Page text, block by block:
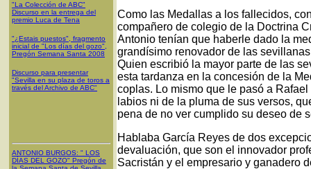
"La Colección de ABC"
Discurso en la entrega del
premio Luca de Tena
"¿Estais puestos", fragmento
inicial de "Los días del gozo",
Pregón Semana Santa 2008
Discurso para presentar
"Sevilla en su plaza de toros a
través del Archivo de ABC"
ANTONIO BURGOS: " LOS
DÍAS DEL GOZO" Pregón de
Como las Medallas a los fallecidos,
compañero de colegio de la Doctrina
Antonio tenían que haberle dado la
grandísimo renovador de las
Quien escribió la mayor parte de las
esta tardanza en la concesión de la
coplas. Lo mismo que le pasó a
labios ni de la pluma de sus versos,
pena de no ver cumplido su deseo de
Hablaba García Reyes de dos
devaluación, que son el innovador
Sacristán y el empresario y ganadero